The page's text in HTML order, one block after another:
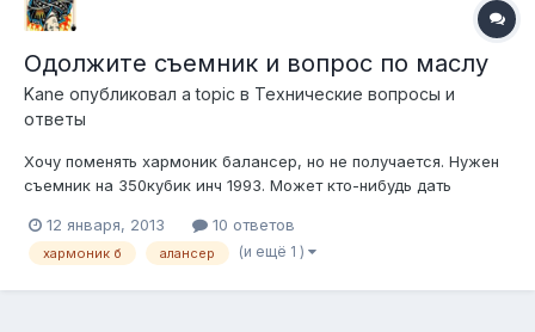
Одолжите съемник и вопрос по маслу
Kane опубликовал a topic в Технические вопросы и
ответы
Хочу поменять хармоник балансер, но не получается. Нужен
съемник на 350кубик инч 1993. Может кто-нибудь дать
блокировкой на роадмастер 1993. Какое выбрать масло и
присадку для блокировки.
12 января, 2013 10 ответов
хармоник б алансер (и ещё 1 )